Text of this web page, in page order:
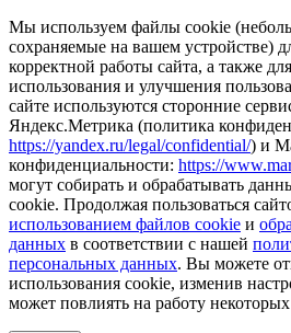
Мы используем файлы cookie
сохраняемые на вашем устройстве)
корректной работы сайта, а также
использования и улучшения
сайте используются сторонние
Яндекс.Метрика (политика
https://yandex.ru/legal/confidential/) и
конфиденциальности: https://
могут собирать и обрабатывать
cookie. Продолжая пользоваться
использованием файлов cookie и
данных в соответствии с нашей
персональных данных. Вы можете
использования cookie, изменив
может повлиять на работу